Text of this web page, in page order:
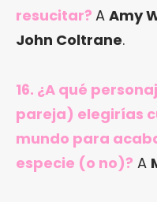
resucitar? A Amy
John Coltrane.
16. ¿A qué
pareja) elegirías
mundo para
especie (o no)? A